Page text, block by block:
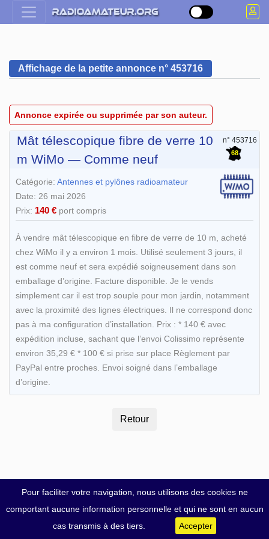
Pour faciliter votre navigation, nous utilisons des cookies ne
comportant aucune information personnelle et qui ne sont en aucun
cas transmis à des tiers.
Accepter
Affichage de la petite annonce n° 453716
Annonce expirée ou supprimée par son auteur.
Mât télescopique fibre de verre 10
m WiMo — Comme neuf
n° 453716
68
Catégorie: Antennes et pylônes radioamateur
Date: 26 mai 2026
Prix: 140 € port compris
À vendre mât télescopique en fibre de verre de 10 m, acheté
chez WiMo il y a environ 1 mois. Utilisé seulement 3 jours, il
est comme neuf et sera expédié soigneusement dans son
emballage d’origine. Facture disponible. Je le vends
simplement car il est trop souple pour mon jardin, notamment
avec la proximité des lignes électriques. Il ne correspond donc
pas à ma configuration d’installation. Prix : * 140 € avec
expédition incluse, sachant que l’envoi Colissimo représente
environ 35,29 € * 100 € si prise sur place Règlement par
PayPal entre proches. Envoi soigné dans l’emballage
d’origine.